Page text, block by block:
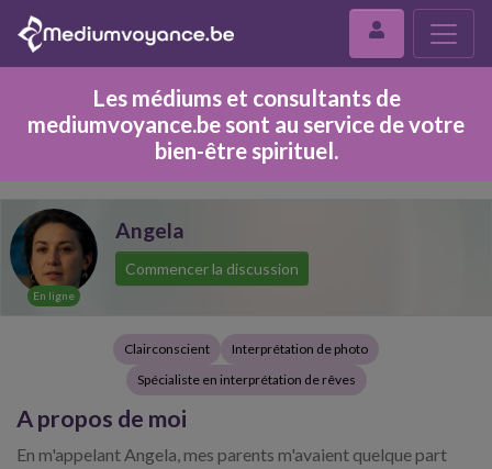
Les médiums et consultants de
mediumvoyance.be sont au service de votre
bien-être spirituel.
En ligne
Angela
Commencer la discussion
Clairconscient
Interprétation de photo
Spécialiste en interprétation de rêves
A propos de moi
En m'appelant Angela, mes parents m'avaient quelque part